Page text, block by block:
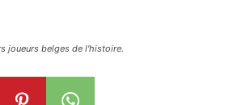
joueurs belges de l'histoire.